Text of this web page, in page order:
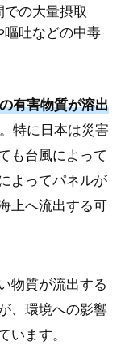
の大量摂取
嘔吐などの中毒
有害物質が溶出
特に日本は災害
も台風によって
よってパネルが
上へ流出する可
物質が流出する
、環境への影響
います。